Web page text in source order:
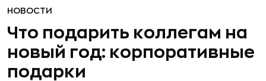
НОВОСТИ
Что подарить коллегам на
новый год: корпоративные
подарки